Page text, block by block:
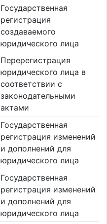
Государственная
регистрация
создаваемого
юридического лица
Перерегистрация
юридического лица в
соответствии с
законодательными
актами
Государственная
регистрация изменений
и дополнений для
юридического лица
Государственная
регистрация изменений
и дополнений для
юридического лица